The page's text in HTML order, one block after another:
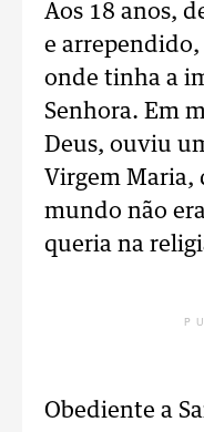
Aos 18 anos,
e
onde tinha a
Senhora. Em
Deus, ouviu
Virgem Maria,
mundo não
queria na
Obediente a